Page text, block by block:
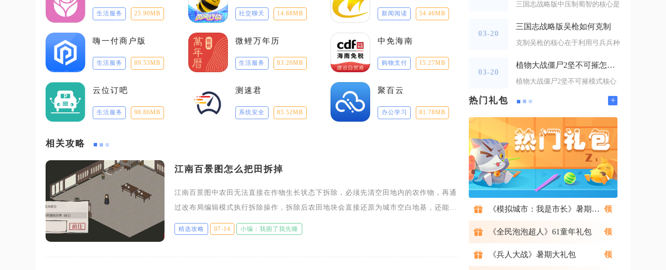
生活服务 25.90MB 社交聊天 14.88MB 新闻阅读 54.46MB
嗨一付商户版
生活服务 89.53MB
微鲤万年历
生活服务 83.20MB
中免海南
购物支付 15.27MB
云位订吧
生活服务 98.86MB
测速君
系统安全 85.52MB
聚百云
办公学习 81.78MB
相关攻略
江南百景图怎么把田拆掉
江南百景图中农田无法直接在作物生长状态下拆除，必须先清空田地内的农作物，再通
过改布局编辑模式执行拆除操作，拆除后农田地块会直接还原为城市空白地基，还能回
收少量建造消耗的基础资源，这是调整城市生产布局最常用的操作方式。很多玩家初次
调整城建规划
精选攻略 07-14 小编：我困了我先睡
三国志战略版中压制蜀智的核心是
03-20
三国志战略版吴枪如何克制
克制吴枪的核心在于利用弓兵兵种
03-20
植物大战僵尸2坚不可摧怎么过
植物大战僵尸2坚不可摧模式核心
热门礼包 +
《模拟城市：我是市长》暑期礼包
《全民泡泡超人》61童年礼包
《兵人大战》暑期大礼包